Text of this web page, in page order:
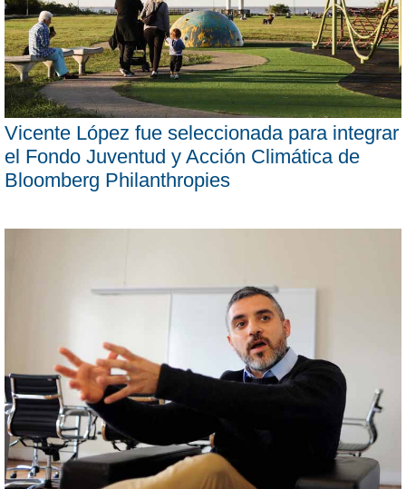
Vicente López fue seleccionada para integrar
el Fondo Juventud y Acción Climática de
Bloomberg Philanthropies